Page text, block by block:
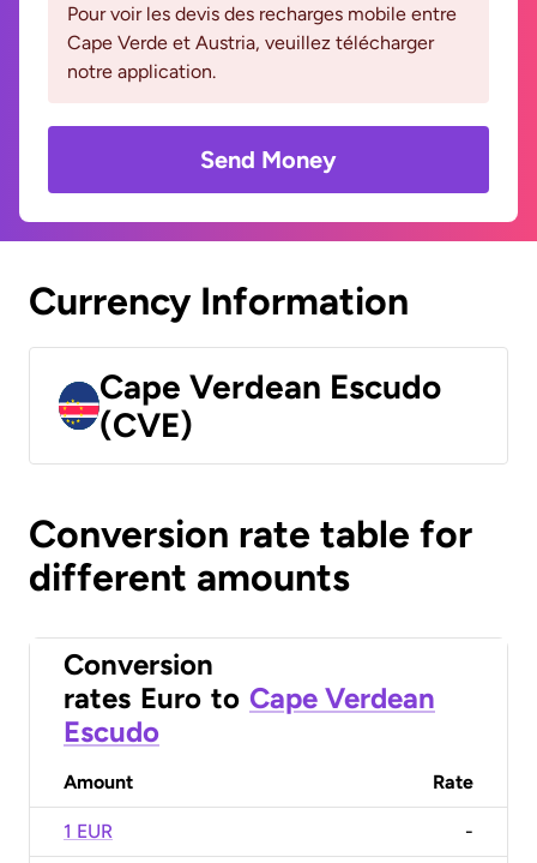
Pour voir les devis des recharges mobile entre
Cape Verde et Austria, veuillez télécharger
notre application.
Send Money
Currency Information
Cape Verdean Escudo
(CVE)
Conversion rate table for
different amounts
Conversion
rates Euro to Cape Verdean
Escudo
Amount Rate
1 EUR -